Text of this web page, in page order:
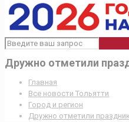
Дружно отметили
Главная
Все новости Тольятти
Город и регион
Дружно отметили праздник